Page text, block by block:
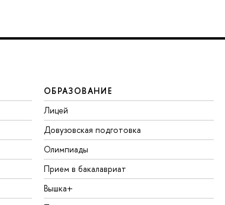
ОБРАЗОВАНИЕ
Лицей
Довузовская подготовка
Олимпиады
Прием в бакалавриат
Вышка+